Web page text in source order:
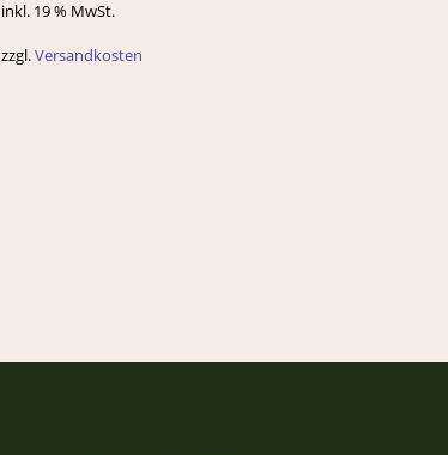
inkl. 19 % MwSt.
zzgl.Versandkosten